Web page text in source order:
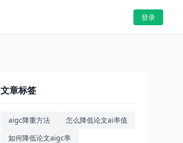
登录
文章标签
aigc降重方法
怎么降低论文ai率值
如何降低论文aigc率